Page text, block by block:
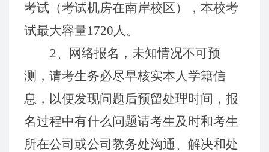
考试 （考试机房在南岸校区） ， 本校考
试最大容量1720人。
2、网络报名，未知情况不可预
测，请考生务必尽早核实本人学籍信
息， 以便发现问题后预留处理时间，报
名过程中有什么问题请考生及时和考生
所在公司或公司教务处沟通、解决和处